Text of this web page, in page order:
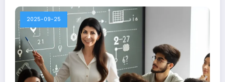
2025-09-25